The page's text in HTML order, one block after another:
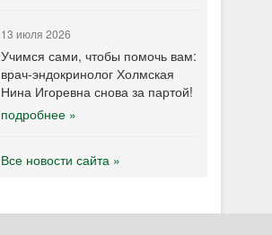
13 июля 2026
Учимся сами, чтобы помочь вам:
врач-эндокринолог Холмская
Нина Игоревна снова за партой!
подробнее »
Все новости сайта »